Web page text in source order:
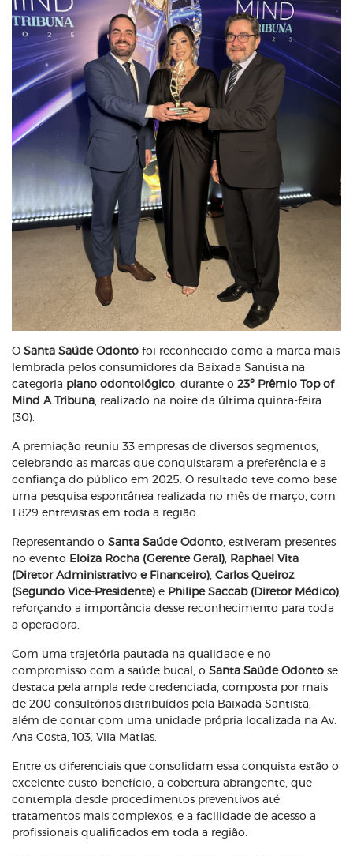
O Santa Saúde Odonto foi reconhecido como a marca mais
lembrada pelos consumidores da Baixada Santista na
categoria plano odontológico, durante o 23º Prêmio Top of
Mind A Tribuna, realizado na noite da última quinta-feira
(30).
A premiação reuniu 33 empresas de diversos segmentos,
celebrando as marcas que conquistaram a preferência e a
confiança do público em 2025. O resultado teve como base
uma pesquisa espontânea realizada no mês de março, com
1.829 entrevistas em toda a região.
Representando o Santa Saúde Odonto, estiveram presentes
no evento Eloiza Rocha (Gerente Geral), Raphael Vita
(Diretor Administrativo e Financeiro), Carlos Queiroz
(Segundo Vice-Presidente) e Philipe Saccab (Diretor Médico),
reforçando a importância desse reconhecimento para toda
a operadora.
Com uma trajetória pautada na qualidade e no
compromisso com a saúde bucal, o Santa Saúde Odonto se
destaca pela ampla rede credenciada, composta por mais
de 200 consultórios distribuídos pela Baixada Santista,
além de contar com uma unidade própria localizada na Av.
Ana Costa, 103, Vila Matias.
Entre os diferenciais que consolidam essa conquista estão o
excelente custo-benefício, a cobertura abrangente, que
contempla desde procedimentos preventivos até
tratamentos mais complexos, e a facilidade de acesso a
profissionais qualificados em toda a região.